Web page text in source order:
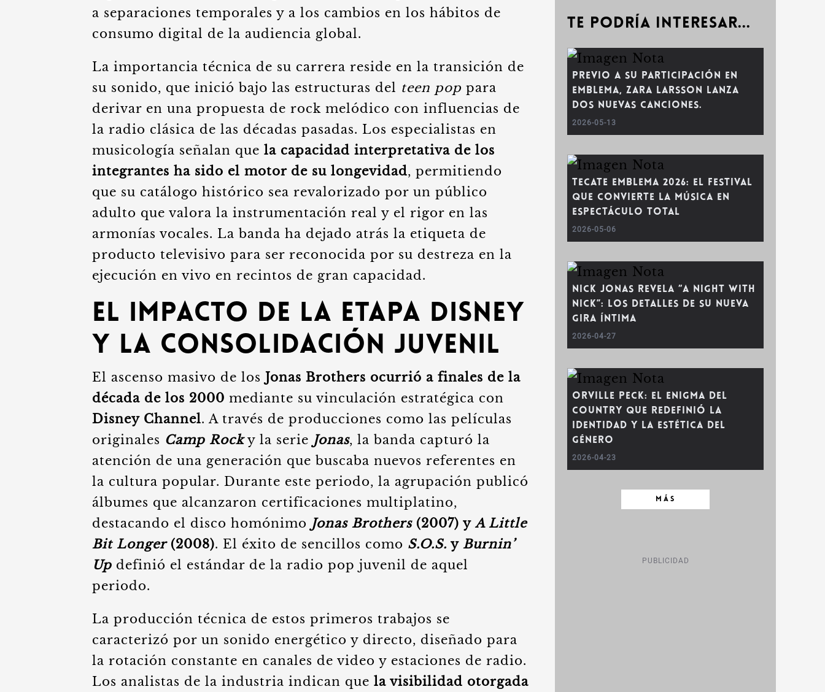
a separaciones temporales y a los cambios en los hábitos de
consumo digital de la audiencia global.
La importancia técnica de su carrera reside en la transición de
su sonido, que inició bajo las estructuras del teen pop para
derivar en una propuesta de rock melódico con influencias de
la radio clásica de las décadas pasadas. Los especialistas en
musicología señalan que la capacidad interpretativa de los
integrantes ha sido el motor de su longevidad, permitiendo
que su catálogo histórico sea revalorizado por un público
adulto que valora la instrumentación real y el rigor en las
armonías vocales. La banda ha dejado atrás la etiqueta de
producto televisivo para ser reconocida por su destreza en la
ejecución en vivo en recintos de gran capacidad.
El impacto de la etapa Disney
y la consolidación juvenil
El ascenso masivo de los Jonas Brothers ocurrió a finales de la
década de los 2000 mediante su vinculación estratégica con
Disney Channel. A través de producciones como las películas
originales Camp Rocky la serie Jonas, la banda capturó la
atención de una generación que buscaba nuevos referentes en
la cultura popular. Durante este periodo, la agrupación publicó
álbumes que alcanzaron certificaciones multiplatino,
destacando el disco homónimo Jonas Brothers(2007) yA Little
Bit Longer(2008). El éxito de sencillos como S.O.S. y Burnin’
Up definió el estándar de la radio pop juvenil de aquel
periodo.
La producción técnica de estos primeros trabajos se
caracterizó por un sonido energético y directo, diseñado para
la rotación constante en canales de video y estaciones de radio.
Los analistas de la industria indican que la visibilidad otorgada
Te podría interesar...
Previo a su participación en
emblema, Zara Larsson lanza
dos nuevas canciones.
2026-05-13
Tecate Emblema 2026: el festival
que convierte la música en
espectáculo total
2026-05-06
Nick Jonas revela “A Night With
Nick”: los detalles de su nueva
gira íntima
2026-04-27
Orville Peck: el enigma del
country que redefinió la
identidad y la estética del
género
2026-04-23
MÁS
PUBLICIDAD